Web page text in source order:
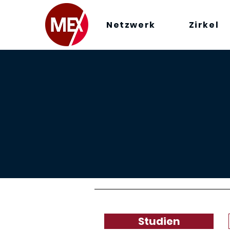
Netzwerk Zirkel
Studien